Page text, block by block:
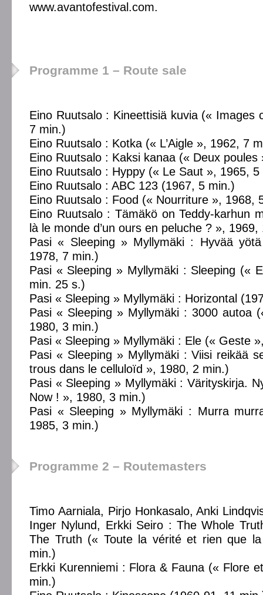
www.avantofestival.com.
Programme 1 – Route sale
Eino Ruutsalo : Kineettisiä kuvia (« Images
7 min.)
Eino Ruutsalo : Kotka (« L’Aigle », 1962, 7
Eino Ruutsalo : Kaksi kanaa (« Deux
Eino Ruutsalo : Hyppy (« Le Saut », 1965, 5
Eino Ruutsalo : ABC 123 (1967, 5 min.)
Eino Ruutsalo : Food (« Nourriture », 1968,
Eino Ruutsalo : Tämäkö on Teddy-karhun
là le monde d’un ours en peluche ? », 1969,
Pasi « Sleeping » Myllymäki : Hyvää
1978, 7 min.)
Pasi « Sleeping » Myllymäki : Sleeping («
min. 25 s.)
Pasi « Sleeping » Myllymäki : Horizontal
Pasi « Sleeping » Myllymäki : 3000 autoa
1980, 3 min.)
Pasi « Sleeping » Myllymäki : Ele (« Geste
Pasi « Sleeping » Myllymäki : Viisi reikää
trous dans le celluloïd », 1980, 2 min.)
Pasi « Sleeping » Myllymäki : Värityskirja.
Now ! », 1980, 3 min.)
Pasi « Sleeping » Myllymäki : Murra
1985, 3 min.)
Programme 2 – Routemasters
Timo Aarniala, Pirjo Honkasalo, Anki
Inger Nylund, Erkki Seiro : The Whole
The Truth (« Toute la vérité et rien que
min.)
Erkki Kurenniemi : Flora & Fauna (« Flore
min.)